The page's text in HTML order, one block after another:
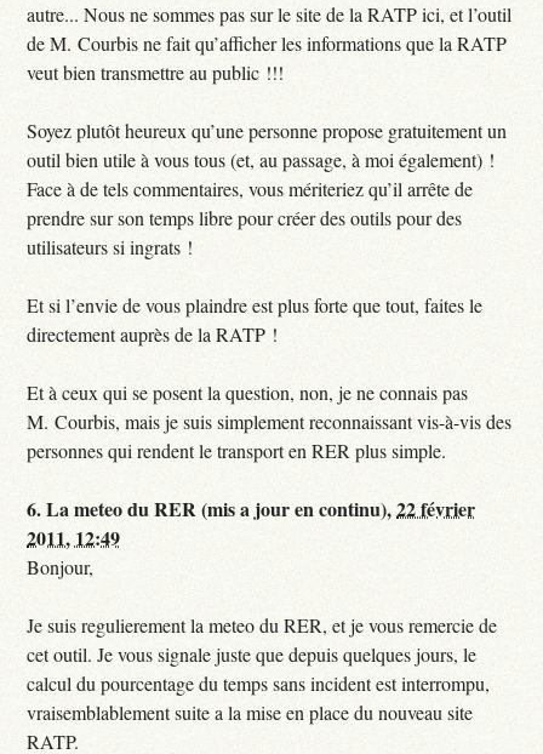
autre... Nous ne sommes pas sur le site de la RATP ici, et l’outil
de M. Courbis ne fait qu’afficher les informations que la RATP
veut bien transmettre au public !!!
Soyez plutôt heureux qu’une personne propose gratuitement un
outil bien utile à vous tous (et, au passage, à moi également) !
Face à de tels commentaires, vous mériteriez qu’il arrête de
prendre sur son temps libre pour créer des outils pour des
utilisateurs si ingrats !
Et si l’envie de vous plaindre est plus forte que tout, faites le
directement auprès de la RATP !
Et à ceux qui se posent la question, non, je ne connais pas
M. Courbis, mais je suis simplement reconnaissant vis-à-vis des
personnes qui rendent le transport en RER plus simple.
6.La meteo du RER (mis a jour en continu),22 février
2011, 12:49
Bonjour,
Je suis regulierement la meteo du RER, et je vous remercie de
cet outil. Je vous signale juste que depuis quelques jours, le
calcul du pourcentage du temps sans incident est interrompu,
vraisemblablement suite a la mise en place du nouveau site
RATP.